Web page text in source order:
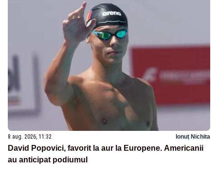
8 aug. 2026, 11:32 Ionuț Nichita
David Popovici, favorit la aur la Europene. Americanii
au anticipat podiumul